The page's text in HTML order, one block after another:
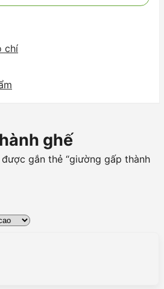
chí
ghế
được gắn thẻ “giường gấp thành